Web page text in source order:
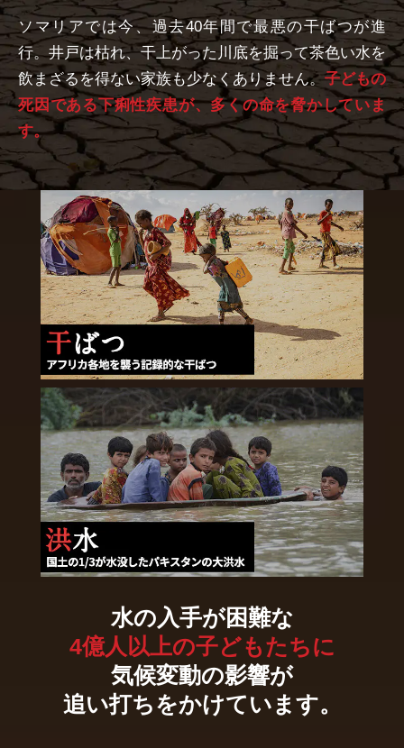
ソマリアでは今、過去40年間で最悪の干ばつが進
行。井戸は枯れ、干上がった川底を掘って茶色い水を
飲まざるを得ない家族も少なくありません。子どもの
死因である下痢性疾患が、多くの命を脅かしていま
す。
水の入手が困難な
4億人以上の子どもたちに
気候変動の影響が
追い打ちをかけています。